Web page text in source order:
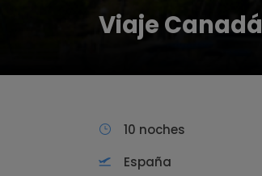
Viaje
10 noches
España